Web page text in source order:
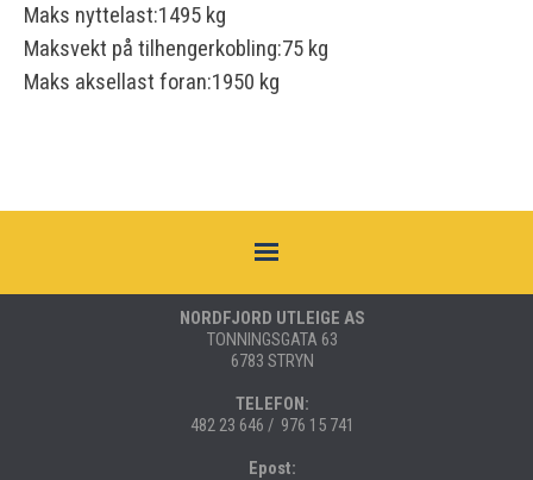
Maks nyttelast:1495 kg
Maksvekt på tilhengerkobling:75 kg
Maks aksellast foran:1950 kg
NORDFJORD UTLEIGE AS
TONNINGSGATA 63
6783 STRYN
TELEFON:
482 23 646 / 976 15 741
Epost: